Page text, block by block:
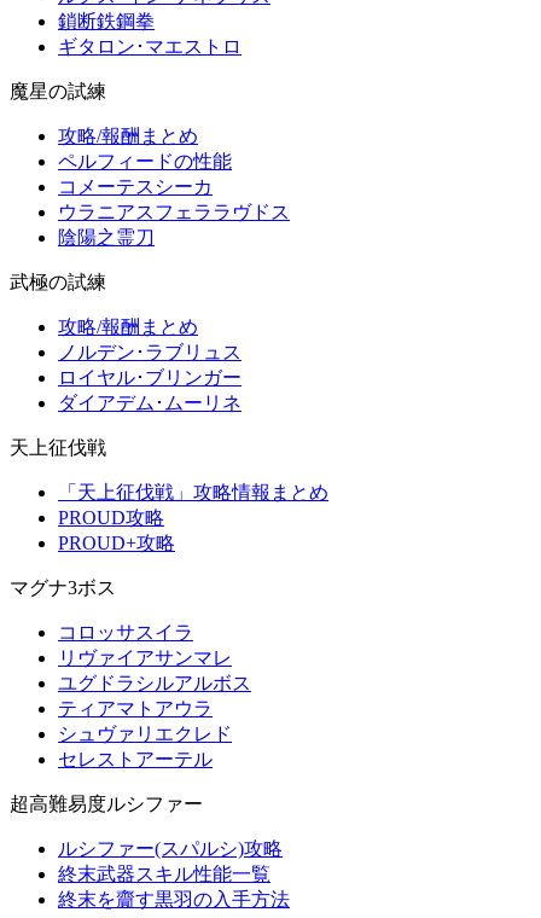
鎖断鉄鋼拳
ギタロン･マエストロ
魔星の試練
攻略/報酬まとめ
ペルフィードの性能
コメーテスシーカ
ウラニアスフェララヴドス
陰陽之霊刀
武極の試練
攻略/報酬まとめ
ノルデン･ラブリュス
ロイヤル･ブリンガー
ダイアデム･ムーリネ
天上征伐戦
「天上征伐戦」攻略情報まとめ
PROUD攻略
PROUD+攻略
マグナ3ボス
コロッサスイラ
リヴァイアサンマレ
ユグドラシルアルボス
ティアマトアウラ
シュヴァリエクレド
セレストアーテル
超高難易度ルシファー
ルシファー(スパルシ)攻略
終末武器スキル性能一覧
終末を齎す黒羽の入手方法